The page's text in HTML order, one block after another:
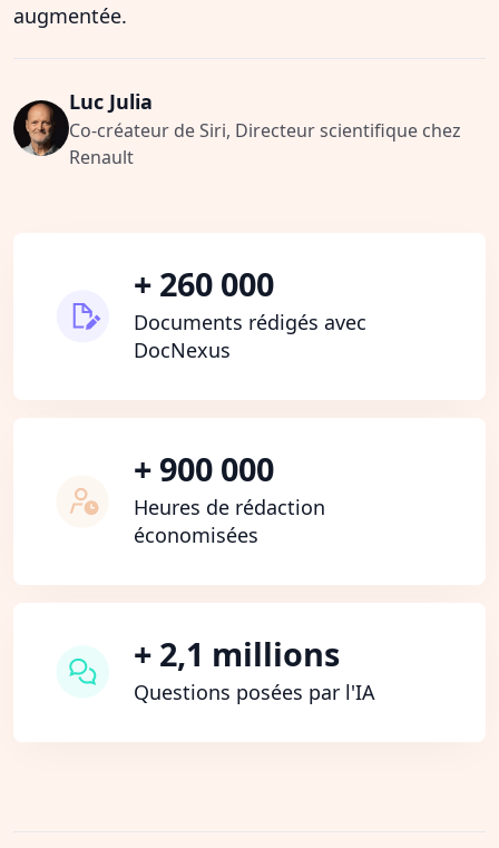
augmentée.
Luc Julia
Co-créateur de Siri, Directeur scientifique chez
Renault
+ 260 000
Documents rédigés avec
DocNexus
+ 900 000
Heures de rédaction
économisées
+ 2,1 millions
Questions posées par l'IA